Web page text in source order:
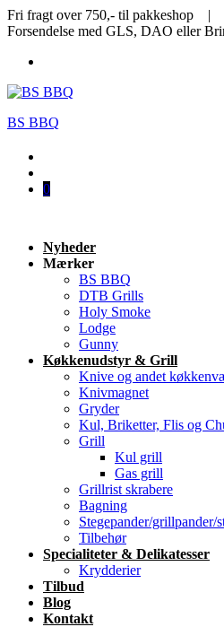
Fri fragt over 750,- til pakkeshop
Forsendelse med GLS, DAO eller
BS BBQ
0
Nyheder
Mærker
BS BBQ
DTB Grills
Holy Smoke
Lodge
Gunny
Køkkenudstyr & Grill
Knive og andet
Knivmagnet
Gryder
Kul, Briketter, Flis og
Grill
Kul grill
Gas grill
Grillrist skrabere
Bagning
Stegepander/grillpander/
Tilbehør
Specialiteter & Delikatesser
Krydderier
Tilbud
Blog
Kontakt